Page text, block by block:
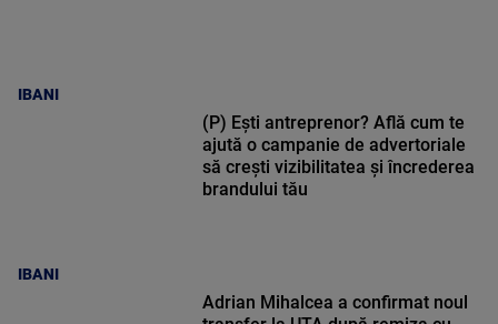
IBANI
IBANI
(P) Ești antreprenor? Află cum te
ajută o campanie de advertoriale
să crești vizibilitatea și încrederea
brandului tău
Adrian Mihalcea a confirmat noul